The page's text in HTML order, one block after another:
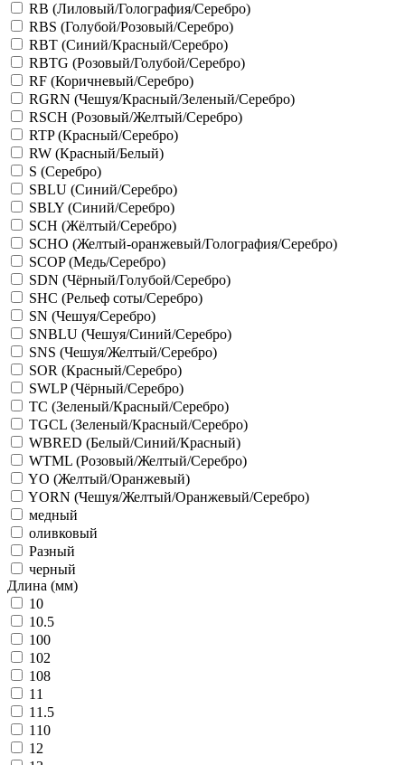
RB (Лиловый/Голография/Серебро)
RBS (Голубой/Розовый/Серебро)
RBT (Синий/Красный/Серебро)
RBTG (Розовый/Голубой/Серебро)
RF (Коричневый/Серебро)
RGRN (Чешуя/Красный/Зеленый/Серебро)
RSCH (Розовый/Желтый/Серебро)
RTP (Красный/Серебро)
RW (Красный/Белый)
S (Серебро)
SBLU (Синий/Серебро)
SBLY (Синий/Серебро)
SCH (Жёлтый/Серебро)
SCHO (Желтый-оранжевый/Голография/Серебро)
SCOP (Медь/Серебро)
SDN (Чёрный/Голубой/Серебро)
SHC (Рельеф соты/Серебро)
SN (Чешуя/Серебро)
SNBLU (Чешуя/Синий/Серебро)
SNS (Чешуя/Желтый/Серебро)
SOR (Красный/Серебро)
SWLP (Чёрный/Серебро)
TC (Зеленый/Красный/Серебро)
TGCL (Зеленый/Красный/Серебро)
WBRED (Белый/Синий/Красный)
WTML (Розовый/Желтый/Серебро)
YO (Желтый/Оранжевый)
YORN (Чешуя/Желтый/Оранжевый/Серебро)
медный
оливковый
Разный
черный
Длина (мм)
10
10.5
100
102
108
11
11.5
110
12